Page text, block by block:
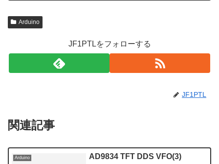
Arduino
JF1PTLをフォローする
JF1PTL
関連記事
Arduino AD9834 TFT DDS VFO(3)